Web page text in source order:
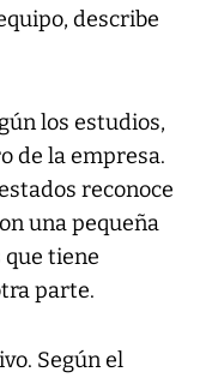
describe
los estudios,
de la empresa.
reconoce
una pequeña
tiene
parte.
Según el